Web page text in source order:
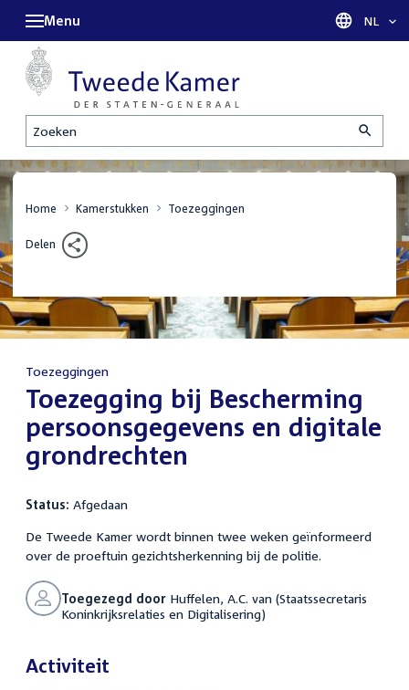
Zoeken
Menu Taal
NL
Home Kamerstukken Toezeggingen
Delen
Toezeggingen
:Toezegging bij Bescherming
persoonsgegevens en digitale
grondrechten
Status: Afgedaan
De Tweede Kamer wordt binnen twee weken geïnformeerd
over de proeftuin gezichtsherkenning bij de politie.
Toegezegd doorHuffelen, A.C. van (Staatssecretaris
Koninkrijksrelaties en Digitalisering)
Activiteit